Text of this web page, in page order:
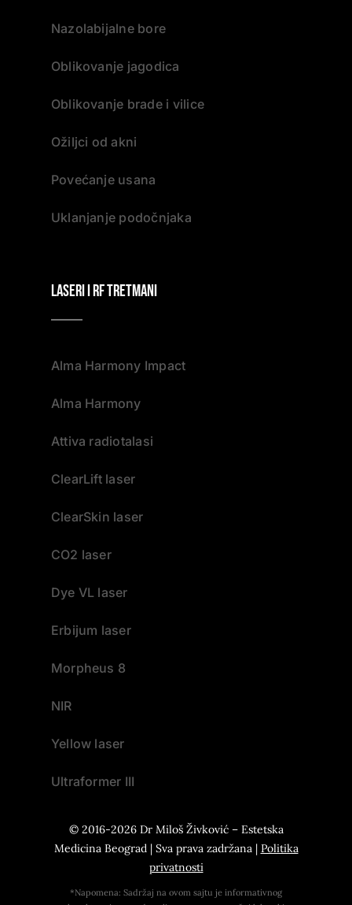
Nazolabijalne bore
Oblikovanje jagodica
Oblikovanje brade i vilice
Ožiljci od akni
Povećanje usana
Uklanjanje podočnjaka
Laseri i RF tretmani
Alma Harmony Impact
Alma Harmony
Attiva radiotalasi
ClearLift laser
ClearSkin laser
CO2 laser
Dye VL laser
Erbijum laser
Morpheus 8
NIR
Yellow laser
Ultraformer III
© 2016-2026 Dr Miloš Živković – Estetska
Medicina Beograd | Sva prava zadržana | Politika
privatnosti
*Napomena: Sadržaj na ovom sajtu je informativnog